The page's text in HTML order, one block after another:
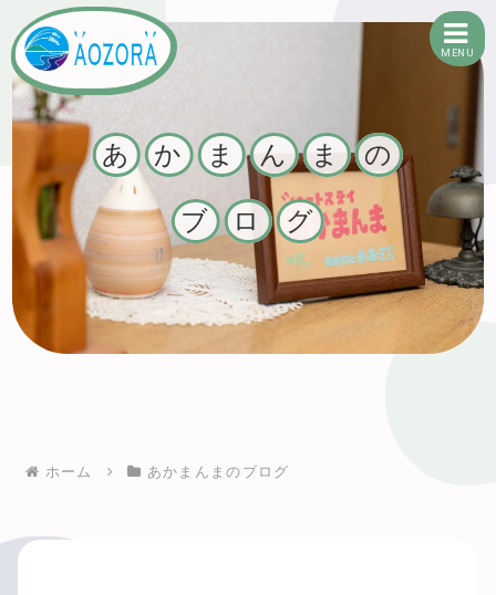
あ か ま ん ま の
ブ ロ グ
ホーム あかまんまのブログ
MENU